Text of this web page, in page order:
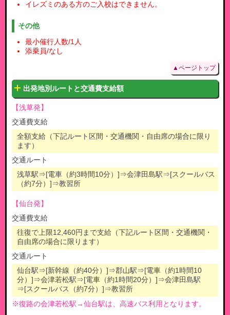
イレズミのある方のご入校はできません。
その他
最小催行人数/1人
添乗員/なし
▲ページトップ
出発地別ルートと交通費支給額
【浅草発】
交通費支給
全額支給（下記ルート区間・交通機関・自由席の場合に限り
ます）
交通ルート
浅草駅 ⇒[電車（約3時間10分）]⇒会津田島駅 ⇒[スクールバス
（約7分）]⇒教習所
【仙台発】
交通費支給
往復で上限12,460円まで支給（下記ルート区間・交通機関・
自由席の場合に限ります）
交通ルート
仙台駅 ⇒[新幹線（約40分）]⇒郡山駅 ⇒[電車（約1時間10
分）]⇒会津若松駅 ⇒[電車（約1時間20分）]⇒会津田島駅
⇒[スクールバス（約7分）]⇒教習所
※復路の会津若松駅→仙台駅は、高速バス利用となります。